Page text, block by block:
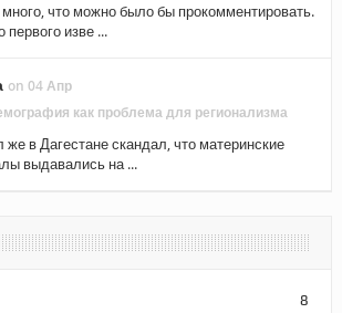
много, что можно было бы прокомментировать.
первого изве ...
on 04 Апр
как проблема для регионализма
же в Дагестане скандал, что материнские
выдавались на ...
8